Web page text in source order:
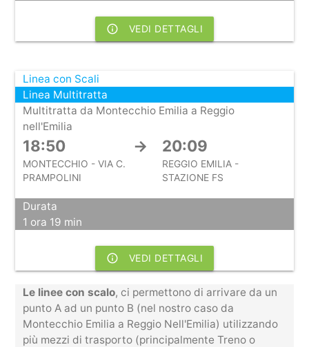
info_outline VEDI DETTAGLI
Linea con Scali
Linea Multitratta
Multitratta da Montecchio Emilia a Reggio
nell'Emilia
18:50 → 20:09
MONTECCHIO - VIA C.
PRAMPOLINI
REGGIO EMILIA -
STAZIONE FS
Durata
1 ora 19 min
info_outline VEDI DETTAGLI
Le linee con scalo, ci permettono di arrivare da un
punto A ad un punto B (nel nostro caso da
Montecchio Emilia a Reggio Nell'Emilia) utilizzando
più mezzi di trasporto (principalmente Treno o